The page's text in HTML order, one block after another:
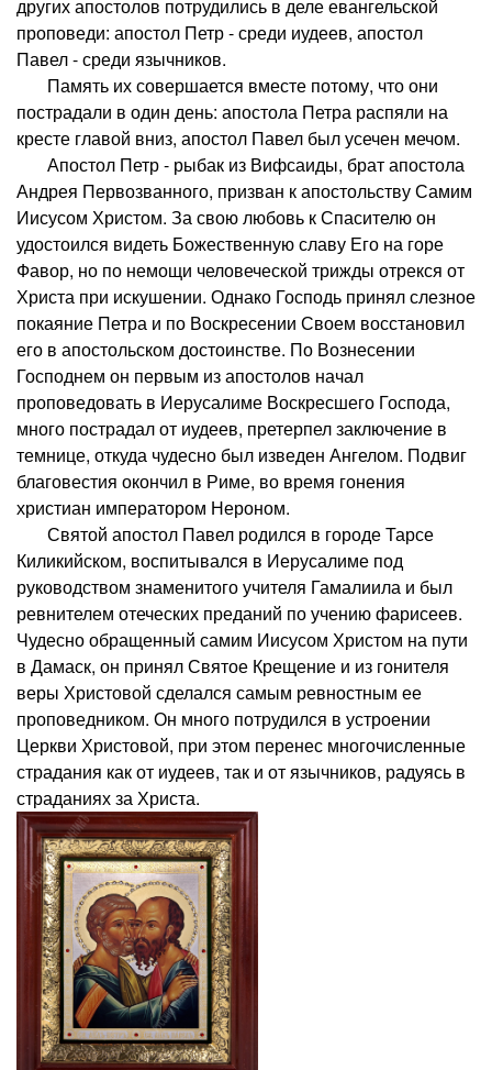
других апостолов потрудились в деле евангельской
проповеди: апостол Петр - среди иудеев, апостол
Павел - среди язычников.
Память их совершается вместе потому, что они
пострадали в один день: апостола Петра распяли на
кресте главой вниз, апостол Павел был усечен мечом.
Апостол Петр - рыбак из Вифсаиды, брат апостола
Андрея Первозванного, призван к апостольству Самим
Иисусом Христом. За свою любовь к Спасителю он
удостоился видеть Божественную славу Его на горе
Фавор, но по немощи человеческой трижды отрекся от
Христа при искушении. Однако Господь принял слезное
покаяние Петра и по Воскресении Своем восстановил
его в апостольском достоинстве. По Вознесении
Господнем он первым из апостолов начал
проповедовать в Иерусалиме Воскресшего Господа,
много пострадал от иудеев, претерпел заключение в
темнице, откуда чудесно был изведен Ангелом. Подвиг
благовестия окончил в Риме, во время гонения
христиан императором Нероном.
Святой апостол Павел родился в городе Тарсе
Киликийском, воспитывался в Иерусалиме под
руководством знаменитого учителя Гамалиила и был
ревнителем отеческих преданий по учению фарисеев.
Чудесно обращенный самим Иисусом Христом на пути
в Дамаск, он принял Святое Крещение и из гонителя
веры Христовой сделался самым ревностным ее
проповедником. Он много потрудился в устроении
Церкви Христовой, при этом перенес многочисленные
страдания как от иудеев, так и от язычников, радуясь в
страданиях за Христа.